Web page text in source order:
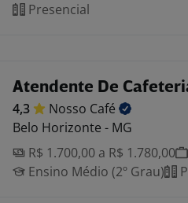
Presencial
Atendente De
4,3 Nosso Café
Belo Horizonte - MG
R$ 1.700,00 a R$ 1.780,00
Ensino Médio (2º Grau)